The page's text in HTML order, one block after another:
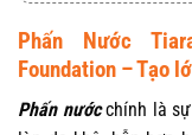
Phấn Nước
Foundation – Tạo
Phấn nướcchính là sự